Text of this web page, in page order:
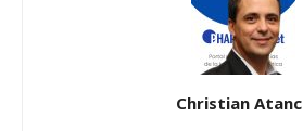
Christian